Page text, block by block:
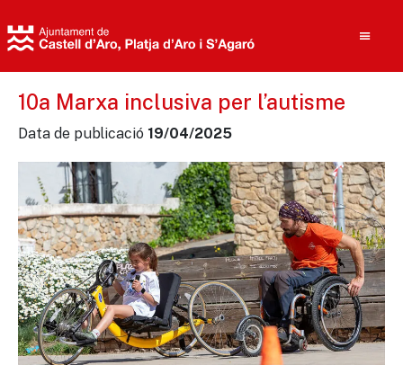
10a Marxa inclusiva per l’autisme
Data de publicació 19/04/2025